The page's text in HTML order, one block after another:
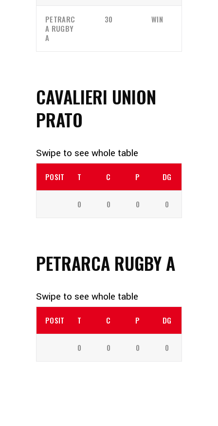
PETRARC
A RUGBY
A
30 WIN
CAVALIERI UNION
PRATO
POSITION T C P DG
0 0 0 0
PETRARCA RUGBY A
POSITION T C P DG
0 0 0 0